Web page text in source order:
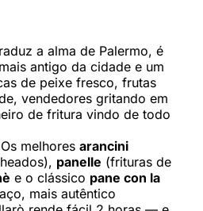
a alma de Palermo, é
antigo da cidade e um
de peixe fresco, frutas
vendedores gritando em
de fritura vindo de todo
melhores arancini
panelle (frituras de
e o clássico pane con la
mais autêntico